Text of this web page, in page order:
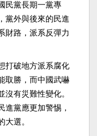
民黨長期一黨專
黨外與後來的民進
財路，派系反彈力
打破地方派系腐化
取勝，而中國武嚇
沒有災難性變化。
進黨應更加警惕，
大選。